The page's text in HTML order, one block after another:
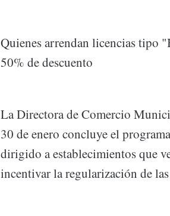
Quienes arrendan licencias tipo
50% de descuento
La Directora de Comercio
30 de enero concluye el
dirigido a establecimientos que
incentivar la regularización de